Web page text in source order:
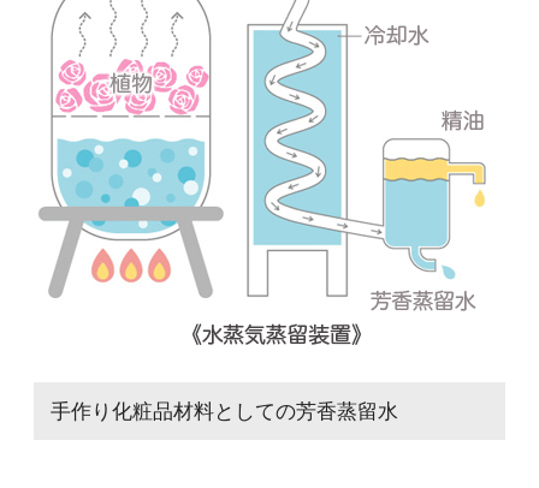
手作り化粧品材料としての芳香蒸留水